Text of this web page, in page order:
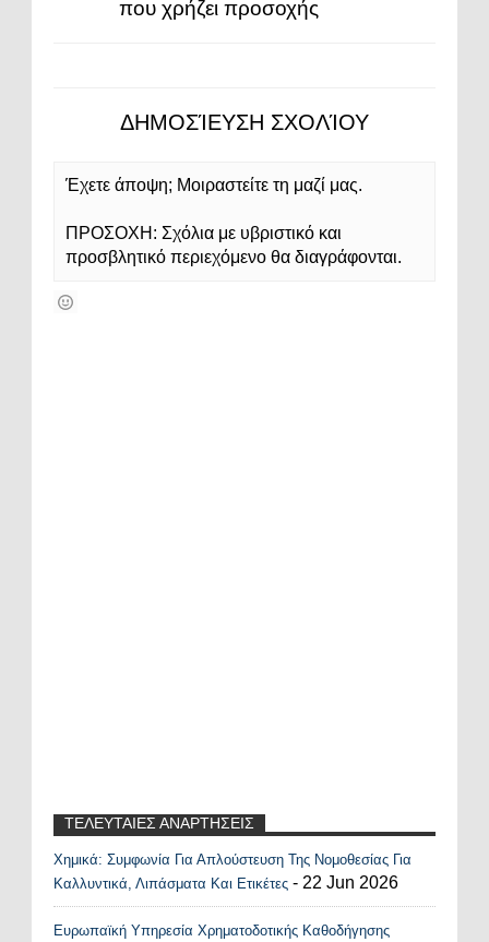
που χρήζει προσοχής
ΔΗΜΟΣΊΕΥΣΗ ΣΧΟΛΊΟΥ
Έχετε άποψη; Μοιραστείτε τη μαζί μας.
ΠΡΟΣΟΧΗ: Σχόλια με υβριστικό και
προσβλητικό περιεχόμενο θα διαγράφονται.
ΤΕΛΕΥΤΑΙΕΣ ΑΝΑΡΤΗΣΕΙΣ
Recent Posts Widget
Χημικά: Συμφωνία Για Απλούστευση Της Νομοθεσίας Για
Καλλυντικά, Λιπάσματα Και Ετικέτες - 22 Jun 2026
Ευρωπαϊκή Υπηρεσία Χρηματοδοτικής Καθοδήγησης